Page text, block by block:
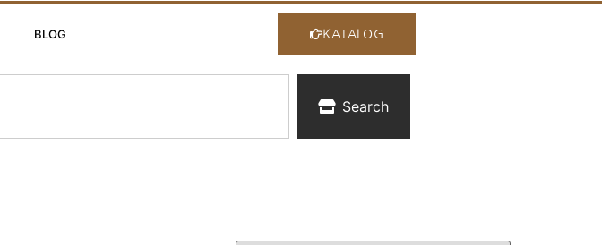
BLOG KATALOG
Search